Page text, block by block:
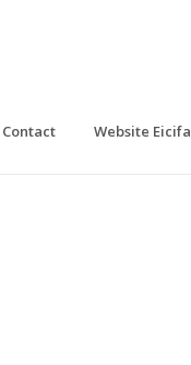
Contact Website Eicifa